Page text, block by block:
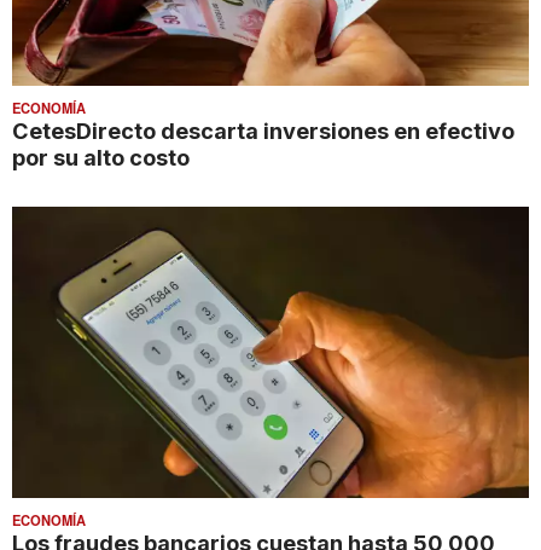
ECONOMÍA
CetesDirecto descarta inversiones en efectivo
por su alto costo
ECONOMÍA
Los fraudes bancarios cuestan hasta 50,000